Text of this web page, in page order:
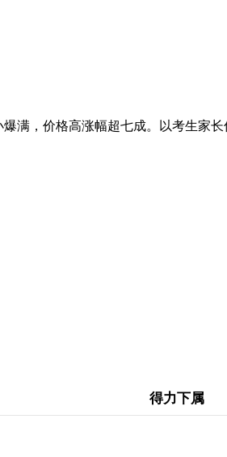
满，价格高涨幅超七成。以考生家
得力下属